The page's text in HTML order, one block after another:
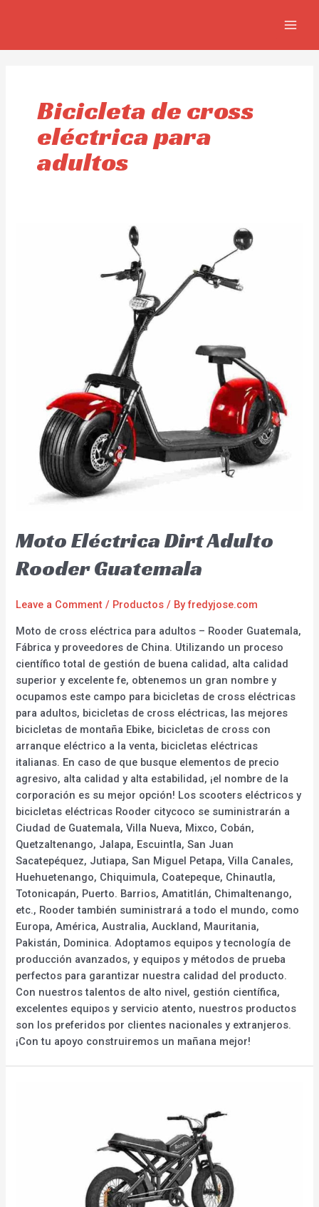
Bicicleta de cross
eléctrica para
adultos
Moto Eléctrica Dirt Adulto
Rooder Guatemala
Leave a Comment / Productos / Byfredyjose.com
Moto de cross eléctrica para adultos – Rooder Guatemala,
Fábrica y proveedores de China. Utilizando un proceso
científico total de gestión de buena calidad, alta calidad
superior y excelente fe, obtenemos un gran nombre y
ocupamos este campo para bicicletas de cross eléctricas
para adultos, bicicletas de cross eléctricas, las mejores
bicicletas de montaña Ebike, bicicletas de cross con
arranque eléctrico a la venta, bicicletas eléctricas
italianas. En caso de que busque elementos de precio
agresivo, alta calidad y alta estabilidad, ¡el nombre de la
corporación es su mejor opción! Los scooters eléctricos y
bicicletas eléctricas Rooder citycoco se suministrarán a
Ciudad de Guatemala, Villa Nueva, Mixco, Cobán,
Quetzaltenango, Jalapa, Escuintla, San Juan
Sacatepéquez, Jutiapa, San Miguel Petapa, Villa Canales,
Huehuetenango, Chiquimula, Coatepeque, Chinautla,
Totonicapán, Puerto. Barrios, Amatitlán, Chimaltenango,
etc., Rooder también suministrará a todo el mundo, como
Europa, América, Australia, Auckland, Mauritania,
Pakistán, Dominica. Adoptamos equipos y tecnología de
producción avanzados, y equipos y métodos de prueba
perfectos para garantizar nuestra calidad del producto.
Con nuestros talentos de alto nivel, gestión científica,
excelentes equipos y servicio atento, nuestros productos
son los preferidos por clientes nacionales y extranjeros.
¡Con tu apoyo construiremos un mañana mejor!